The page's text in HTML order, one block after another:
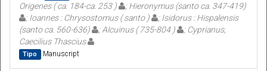
Origenes ( ca. 184-ca. 253 )
; Hieronymus (santo ca. 347-419)
; Ioannes : Chrysostomus ( santo )
; Isidorus : Hispalensis
(santo ca. 560-636)
; Alcuinus ( 735-804 )
; Cyprianus,
Caecilius Thascius
Tipo Manuscript